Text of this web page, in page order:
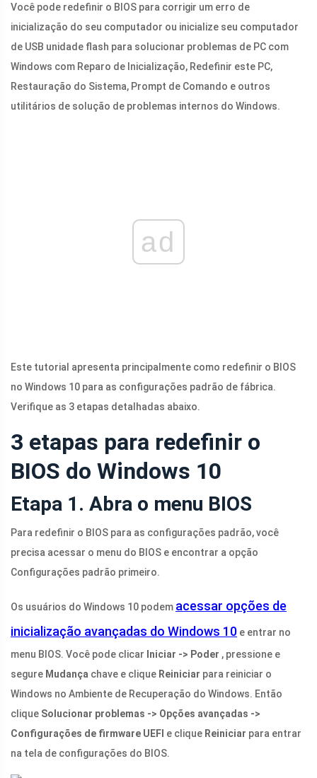
Você pode redefinir o BIOS para corrigir um erro de
inicialização do seu computador ou inicialize seu computador
de USB unidade flash para solucionar problemas de PC com
Windows com Reparo de Inicialização, Redefinir este PC,
Restauração do Sistema, Prompt de Comando e outros
utilitários de solução de problemas internos do Windows.
ad
Este tutorial apresenta principalmente como redefinir o BIOS
no Windows 10 para as configurações padrão de fábrica.
Verifique as 3 etapas detalhadas abaixo.
3 etapas para redefinir o
BIOS do Windows 10
Etapa 1. Abra o menu BIOS
Para redefinir o BIOS para as configurações padrão, você
precisa acessar o menu do BIOS e encontrar a opção
Configurações padrão primeiro.
Os usuários do Windows 10 podem acessar opções de
inicialização avançadas do Windows 10 e entrar no
menu BIOS. Você pode clicar Iniciar -> Poder , pressione e
segure Mudança chave e clique Reiniciar para reiniciar o
Windows no Ambiente de Recuperação do Windows. Então
clique Solucionar problemas -> Opções avançadas ->
Configurações de firmware UEFI e clique Reiniciar para entrar
na tela de configurações do BIOS.